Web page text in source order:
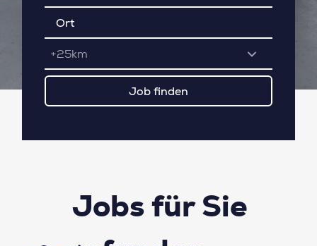
+25km